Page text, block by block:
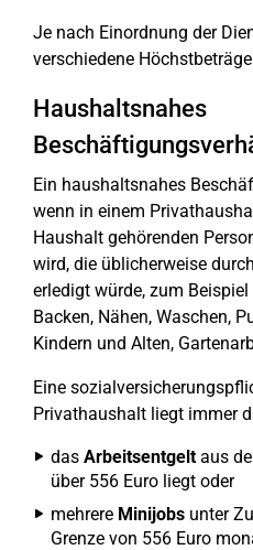
Je nach Einordnung der
verschiedene
Haushaltsnahes
Ein haushaltsnahes
wenn in einem
Haushalt gehörenden
wird, die üblicherweise
erledigt würde, zum
Backen, Nähen, Waschen,
Kindern und Alten,
Eine
Privathaushalt liegt immer
das Arbeitsentgeltaus
über 556 Euro liegt oder
mehrere Minijobs unter
Grenze von 556 Euro